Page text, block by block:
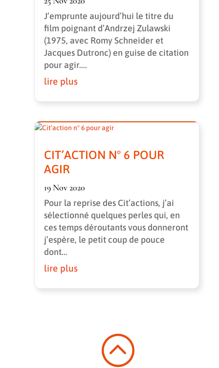
J’emprunte aujourd’hui le titre du
film poignant d’Andrzej Zulawski
(1975, avec Romy Schneider et
Jacques Dutronc) en guise de citation
pour agir....
lire plus
CIT’ACTION N° 6 POUR
AGIR
19 Nov 2020
Pour la reprise des Cit’actions, j’ai
sélectionné quelques perles qui, en
ces temps déroutants vous donneront
j’espère, le petit coup de pouce
dont...
lire plus
: